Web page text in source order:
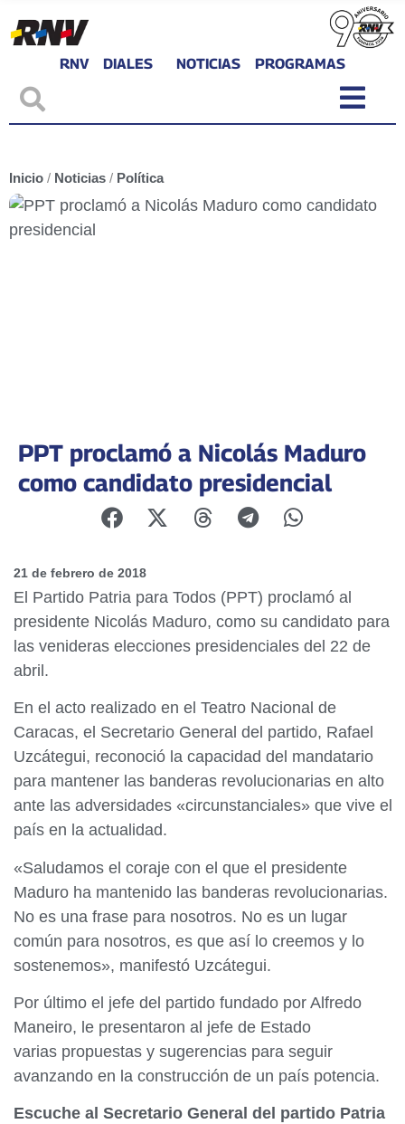
RNV DIALES NOTICIAS PROGRAMAS
Inicio / Noticias / Política
PPT proclamó a Nicolás Maduro
como candidato presidencial
21 de febrero de 2018
El Partido Patria para Todos (PPT) proclamó al
presidente Nicolás Maduro, como su candidato para
las venideras elecciones presidenciales del 22 de
abril.
En el acto realizado en el Teatro Nacional de
Caracas, el Secretario General del partido, Rafael
Uzcátegui, reconoció la capacidad del mandatario
para mantener las banderas revolucionarias en alto
ante las adversidades «circunstanciales» que vive el
país en la actualidad.
«Saludamos el coraje con el que el presidente
Maduro ha mantenido las banderas revolucionarias.
No es una frase para nosotros. No es un lugar
común para nosotros, es que así lo creemos y lo
sostenemos», manifestó Uzcátegui.
Por último el jefe del partido fundado por Alfredo
Maneiro, le presentaron al jefe de Estado
varias propuestas y sugerencias para seguir
avanzando en la construcción de un país potencia.
Escuche al Secretario General del partido Patria